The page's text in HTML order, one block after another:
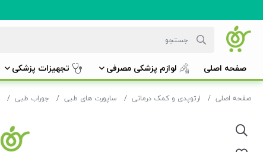
صفحه اصلی لوازم پزشکی مصرفی تجهیزات پزشکی
صفحه اصلی ارتوپدی و کمک درمانی ساپورت های طبی جوراب طبی